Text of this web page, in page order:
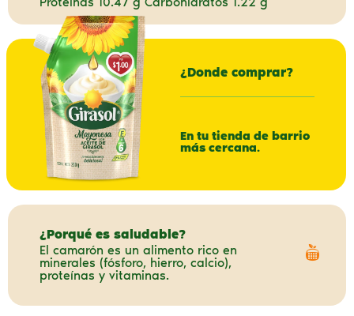
¿Donde comprar?
En tu tienda de barrio
más cercana.
¿Porqué es saludable?
El camarón es un alimento rico en
minerales (fósforo, hierro, calcio),
proteínas y vitaminas.